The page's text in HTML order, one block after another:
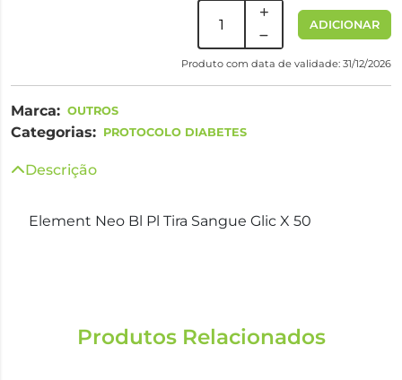
ADICIONAR
Produto com data de validade: 31/12/2026
Marca: OUTROS
Categorias: PROTOCOLO DIABETES
Descrição
Element Neo Bl Pl Tira Sangue Glic X 50
Produtos Relacionados